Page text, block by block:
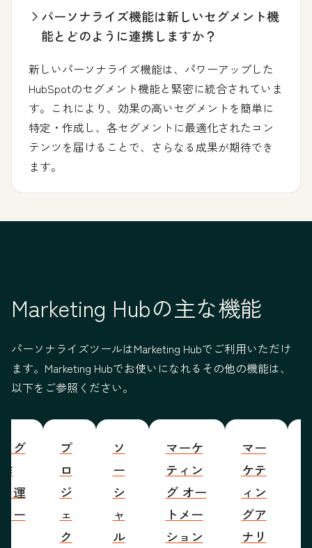
パーソナライズ機能は新しいセグメント機
能とどのように連携しますか？
新しいパーソナライズ機能は、パワーアップした
HubSpotのセグメント機能と緊密に統合されていま
す。これにより、効果の高いセグメントを簡単に
特定・作成し、各セグメントに最適化されたコン
テンツを届けることで、さらなる成果が期待でき
ます。
Marketing Hubの主な機能
パーソナライズツールはMarketing Hubでご利用いただけ
ます。Marketing Hubでお使いになれるその他の機能は、
以下をご参照ください。
グ
運
ー
プ
ロ
ジ
ェ
ク
ソ
ー
シ
ャ
ル
マーケ
ティン
グ オー
トメー
ション
マー
ケテ
ィン
グア
ナリ